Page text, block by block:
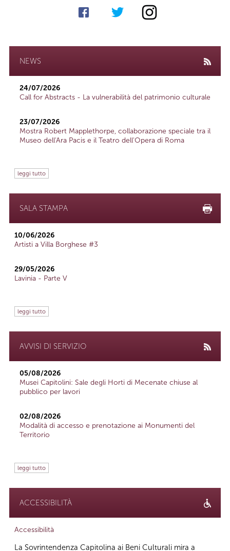
NEWS
24/07/2026
Call for Abstracts - La vulnerabilità del patrimonio culturale
23/07/2026
Mostra Robert Mapplethorpe, collaborazione speciale tra il
Museo dell'Ara Pacis e il Teatro dell'Opera di Roma
leggi tutto
SALA STAMPA
10/06/2026
Artisti a Villa Borghese #3
29/05/2026
Lavinia - Parte V
leggi tutto
AVVISI DI SERVIZIO
05/08/2026
Musei Capitolini: Sale degli Horti di Mecenate chiuse al
pubblico per lavori
02/08/2026
Modalità di accesso e prenotazione ai Monumenti del
Territorio
leggi tutto
ACCESSIBILITÀ
Accessibilità
La Sovrintendenza Capitolina ai Beni Culturali mira a